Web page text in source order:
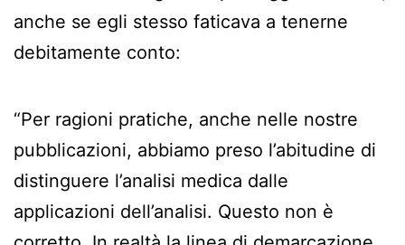
anche se egli stesso faticava a tenerne
debitamente conto:
“Per ragioni pratiche, anche nelle nostre
pubblicazioni, abbiamo preso l’abitudine di
distinguere l’analisi medica dalle
applicazioni dell’analisi. Questo non è